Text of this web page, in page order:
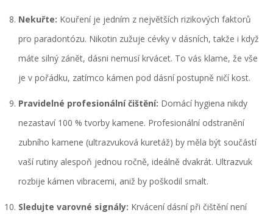
Nekuřte: Kouření je jedním z největších rizikových faktorů
pro paradontózu. Nikotin zužuje cévky v dásních, takže i když
máte silný zánět, dásni nemusí krvácet. To vás klame, že vše
je v pořádku, zatímco kámen pod dásní postupně ničí kost.
Pravidelné profesionální čištění: Domácí hygiena nikdy
nezastaví 100 % tvorby kamene. Profesionální odstranění
zubního kamene (ultrazvuková kuretáž) by měla být součástí
vaší rutiny alespoň jednou ročně, ideálně dvakrát. Ultrazvuk
rozbije kámen vibracemi, aniž by poškodil smalt.
Sledujte varovné signály: Krvácení dásní při čištění není